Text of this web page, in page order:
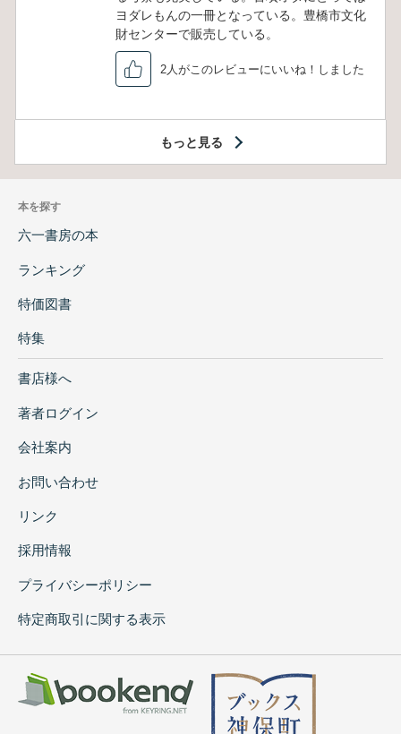
ヨダレもんの一冊となっている。豊橋市文化
財センターで販売している。
2人がこのレビューにいいね！しました
もっと見る
本を探す
六一書房の本
ランキング
特価図書
特集
書店様へ
著者ログイン
会社案内
お問い合わせ
リンク
採用情報
プライバシーポリシー
特定商取引に関する表示